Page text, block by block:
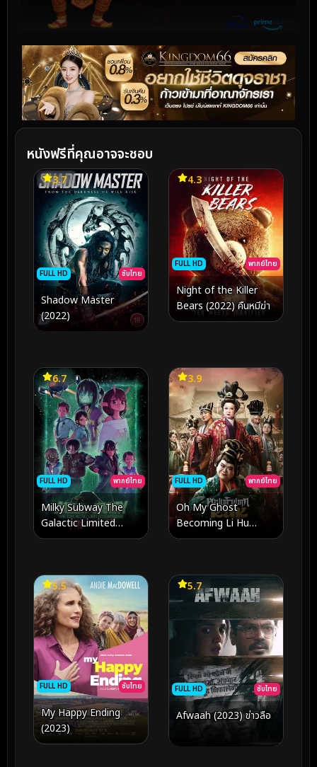
หนังฟรีที่คุณอาจจะชอบ
FULL HD ซับไทย
3.7
Shadow Master
(2022)
FULL HD พากย์ไทย
4.3
Night of the Killer
Bears (2022) คืนหมีฆ่า
FULL HD พากย์ไทย
6.7
Milky Subway The
Galactic Limited
Express to the
กาแล็กซี เดอะ มูฟวี่
FULL HD พากย์ไทย
3.9
Oh My Ghost
Becoming Li Hu
(2025) หอแต๋วแตกแหก
FULL HD ซับไทย
5.5
My Happy Ending
(2023)
FULL HD ซับไทย
5.7
Afwaah (2023) ข่าวลือ